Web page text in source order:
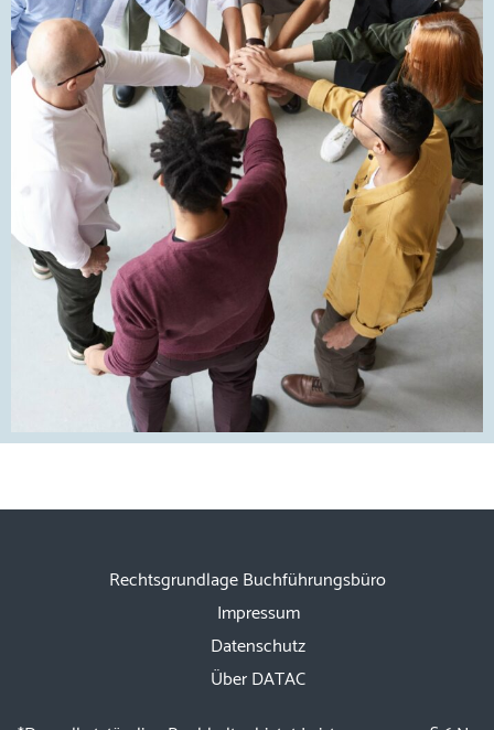
Rechtsgrundlage Buchführungsbüro
Impressum
Datenschutz
Über DATAC